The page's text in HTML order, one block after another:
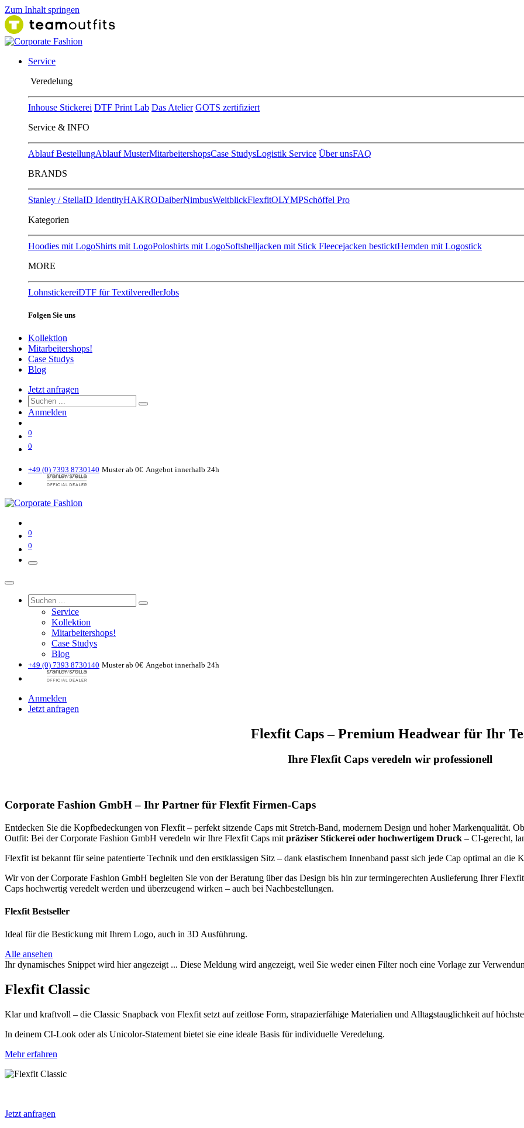
Zum Inhalt springen
Service
Ver​edelung
Inhouse Stickerei DTF Print Lab Das Atelier GOTS zertifiziert
Service & INFO
Ablauf BestellungAblauf MusterMitarbeitershopsCase StudysLogistik Service Über unsFAQ
BRANDS
Stanley / StellaID IdentityHAKRODaiberNimbusWeitblickFlexfitOLYMPSchöffel Pro
Kategorien
Hoodies mit LogoShirts mit LogoPoloshirts mit LogoSoftshelljacken mit Stick Fleecejacken besticktHemden mit Logostick
MORE
LohnstickereiDTF für TextilveredlerJobs
Folgen Sie uns
Kollektion
Mitarbeitershops!
Case Studys
Blog
Jetzt anfragen
Anmelden
0
0
+49 (0) 7393 8730140 Muster ab 0€ Angebot innerhalb 24h
0
0
Service
Kollektion
Mitarbeitershops!
Case Studys
Blog
+49 (0) 7393 8730140 Muster ab 0€ Angebot innerhalb 24h
Anmelden
Jetzt anfragen
Flexfit Caps – Premium Headwear für Ihr
Ihre Flexfit Caps veredeln wir professionell
Corporate Fashion GmbH – Ihr Partner für Flexfit Firmen-Caps
Entdecken Sie die Kopfbedeckungen von Flexfit – perfekt sitzende Caps mit Stretch-Band, modernem Design und hoher Markenqualität.
Outfit: Bei der Corporate Fashion GmbH veredeln wir Ihre Flexfit Caps mit präziser Stickerei oder hochwertigem Druck – CI-gerecht,
Flexfit ist bekannt für seine patentierte Technik und den erstklassigen Sitz – dank elastischem Innenband passt sich jede Cap optimal an die
Wir von der Corporate Fashion GmbH begleiten Sie von der Beratung über das Design bis hin zur termingerechten Auslieferung Ihrer
Caps hochwertig veredelt werden und überzeugend wirken – auch bei Nachbestellungen.
Flexfit Bestseller
Ideal für die Bestickung mit Ihrem Logo, auch in 3D Ausführung.
Alle ansehen
Ihr dynamisches Snippet wird hier angezeigt ... Diese Meldung wird angezeigt, weil Sie weder einen Filter noch eine Vorlage zur
Flexfit Classic
Klar und kraftvoll – die Classic Snapback von Flexfit setzt auf zeitlose Form, strapazierfähige Materialien und Alltagstauglichkeit auf
In deinem CI-Look oder als Unicolor-Statement bietet sie eine ideale Basis für individuelle Veredelung.
Mehr erfahren
Jetzt anfragen